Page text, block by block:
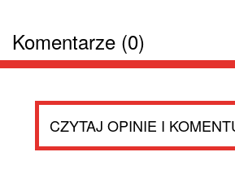
Komentarze (0)
CZYTAJ OPINIE I